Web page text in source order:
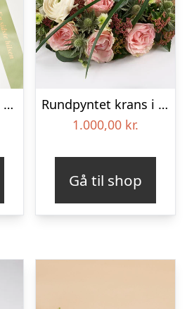
Hjerte med bånd – Floristens kreative valg
Rundpyntet krans i lyse farver – Blomster til begravelse
1.000,00 kr.
Gå til shop